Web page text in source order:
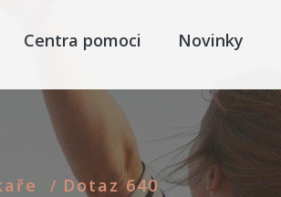
Centra pomoci Novinky
/ Dotaz 640